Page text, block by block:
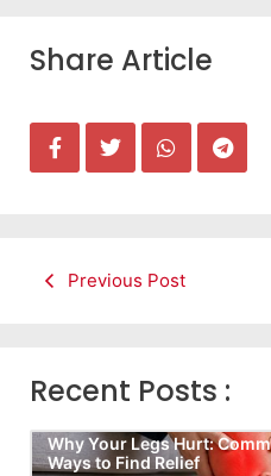
Share Article
Previous Post
Recent Posts :
Why Your Legs Hurt:
Ways to Find Relief